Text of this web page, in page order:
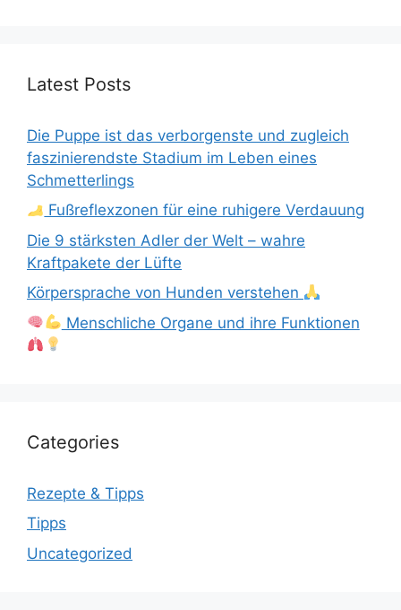
Latest Posts
Die Puppe ist das verborgenste und zugleich
faszinierendste Stadium im Leben eines
Schmetterlings
Fußreflexzonen für eine ruhigere Verdauung
Die 9 stärksten Adler der Welt – wahre
Kraftpakete der Lüfte
Körpersprache von Hunden verstehen
Menschliche Organe und ihre Funktionen
Categories
Rezepte & Tipps
Tipps
Uncategorized